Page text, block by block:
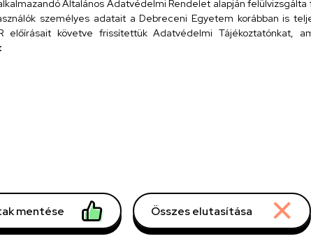
Szervezeti
Copyright © 2026 Unideb
Általános Adatvédelmi Rendelet alapján
személyes adatait a Debreceni Egyetem korábban is
előírásait követve frissítettük Adatvédelmi Tájékoztatónkat,
mentése Összes elutasítása